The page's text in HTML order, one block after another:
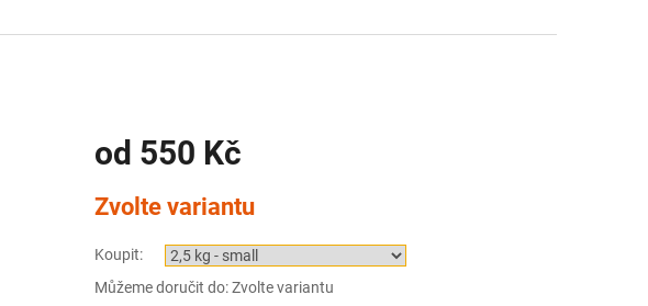
od 550 Kč
cena:
Zvolte variantu
Koupit:
Můžeme doručit do: Zvolte variantu